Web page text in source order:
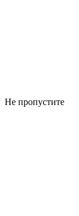
Не пропустите